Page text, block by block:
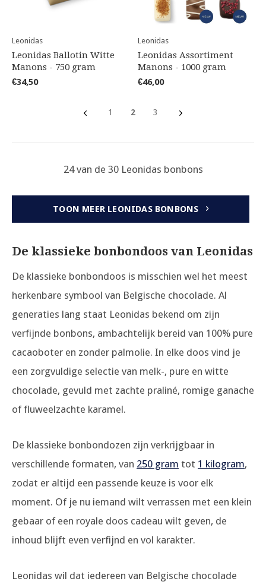
Leonidas
Leonidas Ballotin Witte
Manons - 750 gram
€34,50
Leonidas
Leonidas Assortiment
Manons - 1000 gram
€46,00
1 2 3
24 van de 30 Leonidas bonbons
TOON MEER LEONIDAS BONBONS
De klassieke bonbondoos van Leonidas
De klassieke bonbondoos is misschien wel het meest
herkenbare symbool van Belgische chocolade. Al
generaties lang staat Leonidas bekend om zijn
verfijnde bonbons, ambachtelijk bereid van 100% pure
cacaoboter en zonder palmolie. In elke doos vind je
een zorgvuldige selectie van melk-, pure en witte
chocolade, gevuld met zachte praliné, romige ganache
of fluweelzachte karamel.
De klassieke bonbondozen zijn verkrijgbaar in
verschillende formaten, van 250 gram tot 1 kilogram,
zodat er altijd een passende keuze is voor elk
moment. Of je nu iemand wilt verrassen met een klein
gebaar of een royale doos cadeau wilt geven, de
inhoud blijft even verfijnd en vol karakter.
Leonidas wil dat iedereen van Belgische chocolade